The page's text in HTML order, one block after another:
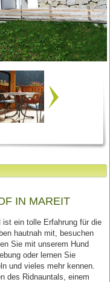
IN MAREIT
ist ein tolle Erfahrung für die
hautnah mit, besuchen
Sie mit unserem Hund
oder lernen Sie
und vieles mehr kennen.
des Ridnauntals, einem